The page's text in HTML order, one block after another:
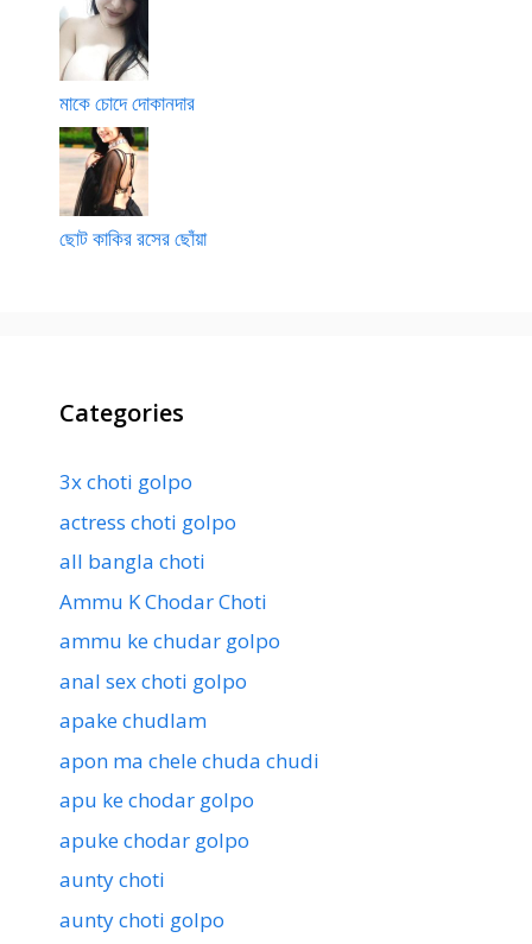
মাকে চোদে দোকানদার
ছোট কাকির রসের ছোঁয়া
Categories
3x choti golpo
actress choti golpo
all bangla choti
Ammu K Chodar Choti
ammu ke chudar golpo
anal sex choti golpo
apake chudlam
apon ma chele chuda chudi
apu ke chodar golpo
apuke chodar golpo
aunty choti
aunty choti golpo